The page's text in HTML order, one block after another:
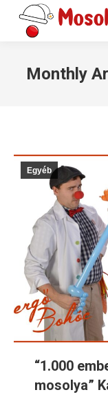
Monthly
Egyéb
“1.000
mosolya”